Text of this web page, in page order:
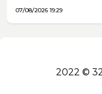
07/08/2026 19:29
2022 ©